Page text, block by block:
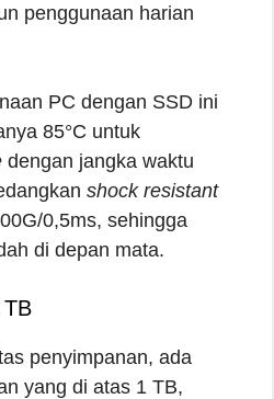
penggunaan harian
PC dengan SSD ini
85°C untuk
dengan jangka waktu
shock resistant
0,5ms, sehingga
di depan mata.
penyimpanan, ada
yang di atas 1 TB,